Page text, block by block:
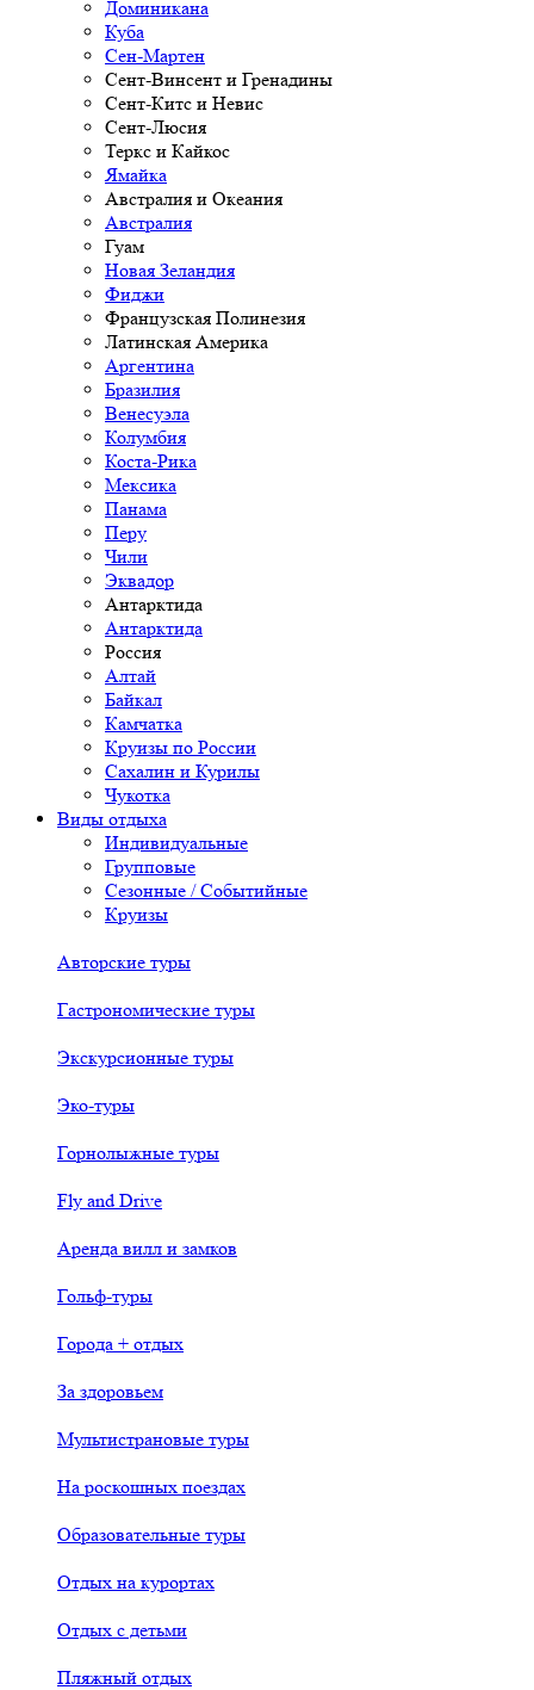
Доминикана
Куба
Сен-Мартен
Сент-Винсент и Гренадины
Сент-Китс и Невис
Сент-Люсия
Теркс и Кайкос
Ямайка
Австралия и Океания
Австралия
Гуам
Новая Зеландия
Фиджи
Французская Полинезия
Латинская Америка
Аргентина
Бразилия
Венесуэла
Колумбия
Коста-Рика
Мексика
Панама
Перу
Чили
Эквадор
Антарктида
Антарктида
Россия
Алтай
Байкал
Камчатка
Круизы по России
Сахалин и Курилы
Чукотка
Виды отдыха
Индивидуальные
Групповые
Сезонные / Событийные
Круизы
Авторские туры
Гастрономические туры
Экскурсионные туры
Эко-туры
Горнолыжные туры
Fly and Drive
Аренда вилл и замков
Гольф-туры
Города + отдых
За здоровьем
Мультистрановые туры
На роскошных поездах
Образовательные туры
Отдых на курортах
Отдых с детьми
Пляжный отдых